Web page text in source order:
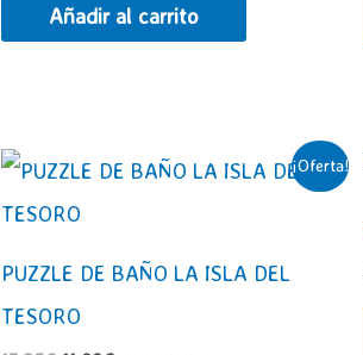
original
era:
actual
es:
Añadir al carrito
¡Oferta!
PUZZLE DE BAÑO LA ISLA DEL
TESORO